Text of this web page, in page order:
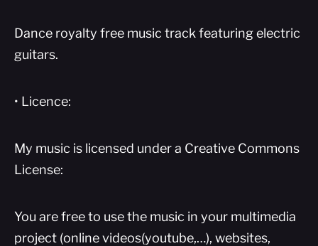
Dance royalty free music track featuring electric
guitars.
• Licence:
My music is licensed under a Creative Commons
License:
You are free to use the music in your multimedia
project (online videos(youtube,…), websites,